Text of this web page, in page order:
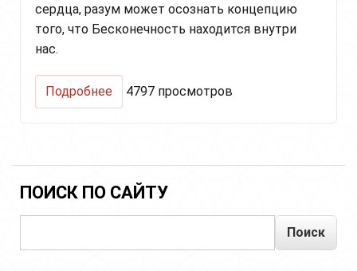
сердца, разум может осознать концепцию
того, что Бесконечность находится внутри
нас.
Подробнее
Медитация
и
сердца,
достижения
бесконечности
4797 просмотров
ПОИСК ПО САЙТУ